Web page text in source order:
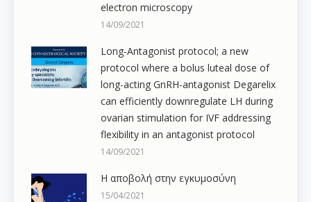
electron microscopy
14/09/2021
Long-Antagonist protocol; a new
protocol where a bolus luteal dose of
long-acting GnRH-antagonist Degarelix
can efficiently downregulate LH during
ovarian stimulation for IVF addressing
flexibility in an antagonist protocol
14/09/2021
Η αποβολή στην εγκυμοσύνη
15/04/2021